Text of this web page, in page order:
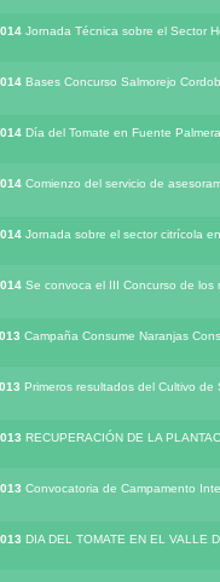
Jornada Técnica sobre el Sector
Bases Concurso Salmorejo
Día del Tomate en Fuente
Comienzo del servicio de
Jornada sobre el sector citrícola
Se convoca el III Concurso de los
Campaña Consume Naranjas
Primeros resultados del Cultivo de
RECUPERACIÓN DE LA
Convocatoria de Campamento
DIA DEL TOMATE EN EL VALLE